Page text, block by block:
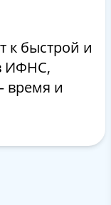
к быстрой и
ИФНС,
время и